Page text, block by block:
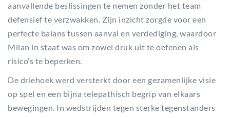
aanvallende beslissingen te nemen zonder het team
defensief te verzwakken. Zijn inzicht zorgde voor een
perfecte balans tussen aanval en verdediging, waardoor
Milan in staat was om zowel druk uit te oefenen als
risico’s te beperken.
De driehoek werd versterkt door een gezamenlijke visie
op spel en een bijna telepathisch begrip van elkaars
bewegingen. In wedstrijden tegen sterke tegenstanders